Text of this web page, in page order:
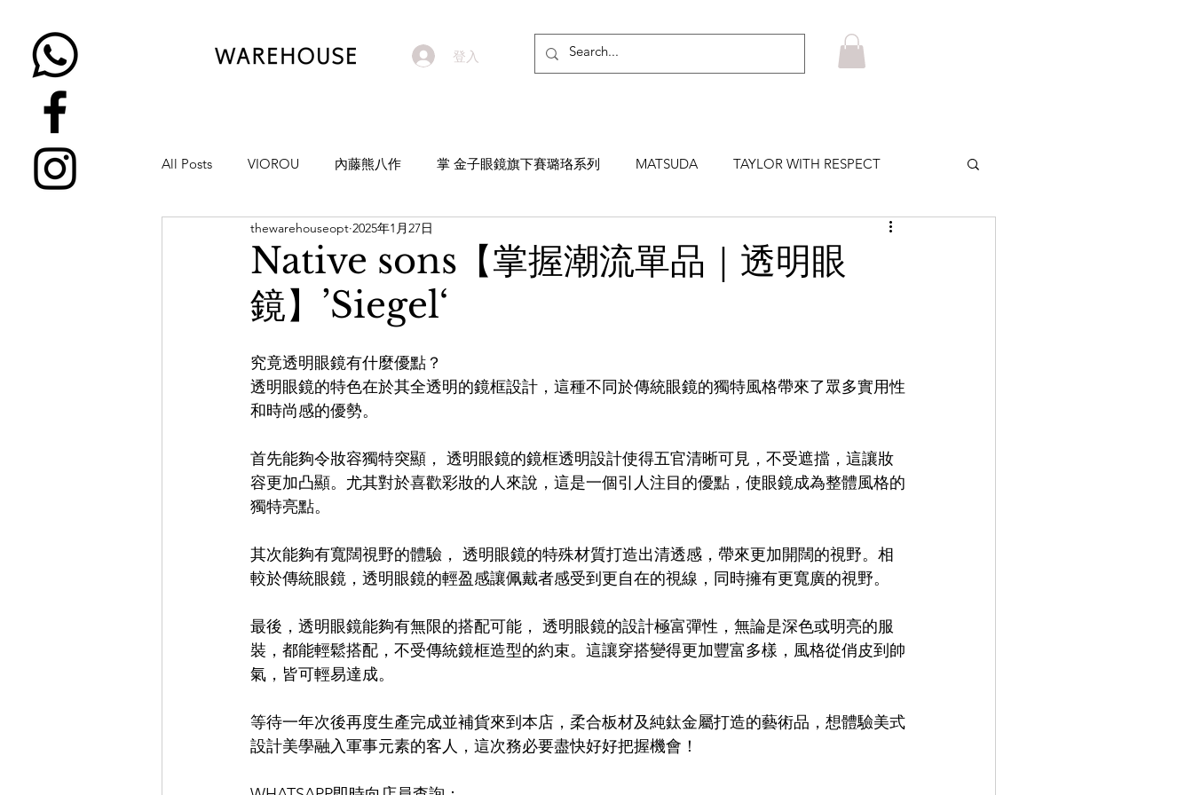
登入
All Posts VIOROU 內藤熊八作 掌 金子眼鏡旗下賽璐珞系列 MATSUDA TAYLOR WITH RESPECT
NATIVE SONS EYEVAN7285
YUICHI TOYAMA KAMEMANNEN
H-FUSION JULIUS TART OPTICAL AKIRA AND SONS DITA 10EYEVAN THOM BROWNE
OG X OLIVER GOLDSMITH LUNOR 杉本圭 OLVER PEOPLES 999.9 LEOWL IN EYE
EFFECTOR
Native sons【掌握潮流單品｜透明眼
鏡】’Siegel‘
thewarehouseopt 2025年1月27日
究竟透明眼鏡有什麼優點？
透明眼鏡的特色在於其全透明的鏡框設計，這種不同於傳統眼鏡的獨特風格帶來了眾多實用性
和時尚感的優勢。
首先能夠令妝容獨特突顯， 透明眼鏡的鏡框透明設計使得五官清晰可見，不受遮擋，這讓妝
容更加凸顯。尤其對於喜歡彩妝的人來說，這是一個引人注目的優點，使眼鏡成為整體風格的
獨特亮點。
其次能夠有寬闊視野的體驗， 透明眼鏡的特殊材質打造出清透感，帶來更加開闊的視野。相
較於傳統眼鏡，透明眼鏡的輕盈感讓佩戴者感受到更自在的視線，同時擁有更寬廣的視野。
最後，透明眼鏡能夠有無限的搭配可能， 透明眼鏡的設計極富彈性，無論是深色或明亮的服
裝，都能輕鬆搭配，不受傳統鏡框造型的約束。這讓穿搭變得更加豐富多樣，風格從俏皮到帥
氣，皆可輕易達成。
等待一年次後再度生產完成並補貨來到本店，柔合板材及純鈦金屬打造的藝術品，想體驗美式
設計美學融入軍事元素的客人，這次務必要盡快好好把握機會！